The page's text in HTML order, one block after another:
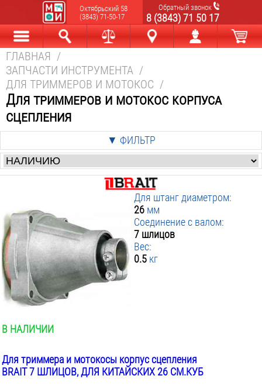
Октябрьский 58
(3843) 71-50-17
Обратный звонок
8 (3843) 71 50 17
Каталог Найти
ГЛАВНАЯ /
ЗАПЧАСТИ ИНСТРУМЕНТА /
ДЛЯ ТРИММЕРОВ И МОТОКОС /
Для триммеров и мотокос корпуса
сцепления
▼ ФИЛЬТР
Цена:
от
р. до р.
Производители
Brait
▼ Для штанг диаметром мм:
26
▼ Соединение с валом:
7
7 Шлицов
9 Шлицов
ПРИМЕНИТЬ ФИЛЬТР
Для штанг диаметром:
26 мм
Соединение с валом:
7 шлицов
Вес:
0.5 кг
В НАЛИЧИИ
Для триммера и мотокосы корпус сцепления
BRAIT 7 ШЛИЦОВ, ДЛЯ КИТАЙСКИХ 26 СМ.КУБ